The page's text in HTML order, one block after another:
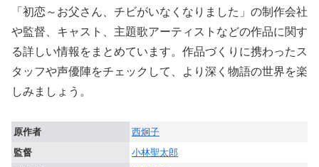
「初恋～お父さん、チビがいなくなりました」の制作会社
や監督、キャスト、主題歌アーティストなどの作品に関す
る詳しい情報をまとめています。作品づくりに携わったス
タッフや声優陣をチェックして、より深く物語の世界を楽
しみましょう。
原作者
西炯子
監督
小林聖太郎